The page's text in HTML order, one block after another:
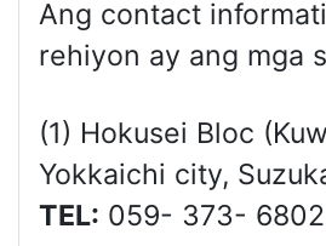
Ang contact
rehiyon ay ang mga
(1) Hokusei Bloc
Yokkaichi city,
TEL: 059- 373- 6802